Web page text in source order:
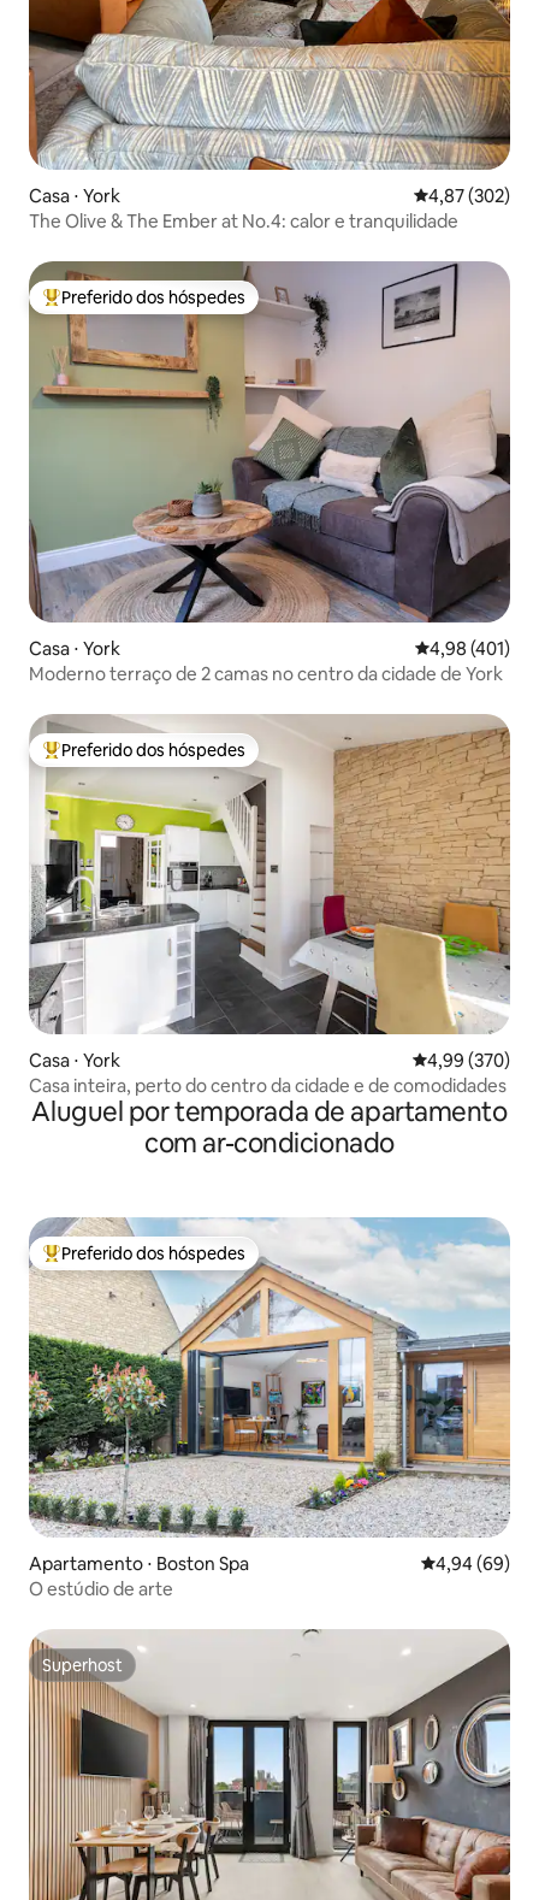
Casa ⋅ York 4,87 de uma
4,87 (302)
The Olive & The Ember at No.4: calor e tranquilidade
Entre os melhores preferidos dos hóspedes
Preferido dos hóspedes
Casa ⋅ York 4,98 de uma
4,98 (401)
Moderno terraço de 2 camas no centro da cidade de York
Entre os melhores preferidos dos hóspedes
Preferido dos hóspedes
Casa ⋅ York 4,99 de uma
4,99 (370)
Casa inteira, perto do centro da cidade e de comodidades
Aluguel por temporada de apartamento
com ar-condicionado
Entre os melhores preferidos dos hóspedes
Preferido dos hóspedes
Apartamento ⋅ Boston Spa 4,94 de uma
4,94 (69)
O estúdio de arte
Superhost
Superhost